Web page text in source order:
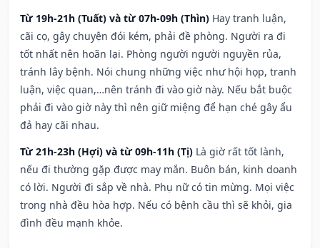
Từ 19h-21h (Tuất) và từ 07h-09h (Thìn) Hay tranh luận,
cãi cọ, gây chuyện đói kém, phải đề phòng. Người ra đi
tốt nhất nên hoãn lại. Phòng người người nguyền rủa,
tránh lây bệnh. Nói chung những việc như hội họp, tranh
luận, việc quan,…nên tránh đi vào giờ này. Nếu bắt buộc
phải đi vào giờ này thì nên giữ miệng để hạn ché gây ẩu
đả hay cãi nhau.
Từ 21h-23h (Hợi) và từ 09h-11h (Tị) Là giờ rất tốt lành,
nếu đi thường gặp được may mắn. Buôn bán, kinh doanh
có lời. Người đi sắp về nhà. Phụ nữ có tin mừng. Mọi việc
trong nhà đều hòa hợp. Nếu có bệnh cầu thì sẽ khỏi, gia
đình đều mạnh khỏe.